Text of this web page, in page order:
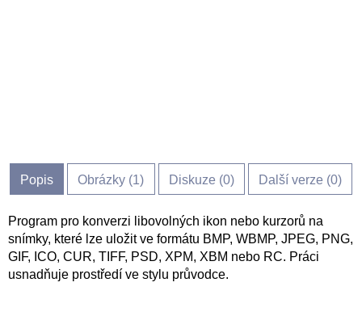
Popis Obrázky (1) Diskuze (0) Další verze (0)
Program pro konverzi libovolných ikon nebo kurzorů na
snímky, které lze uložit ve formátu BMP, WBMP, JPEG, PNG,
GIF, ICO, CUR, TIFF, PSD, XPM, XBM nebo RC. Práci
usnadňuje prostředí ve stylu průvodce.